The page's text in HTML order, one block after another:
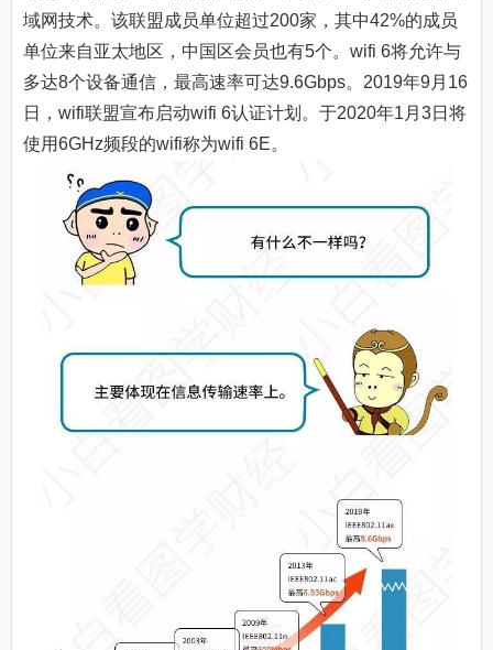
域网技术。该联盟成员单位超过200家，其中42%的成员
单位来自亚太地区，中国区会员也有5个。wifi 6将允许与
多达8个设备通信，最高速率可达9.6Gbps。2019年9月16
日，wifi联盟宣布启动wifi 6认证计划。于2020年1月3日将
使用6GHz频段的wifi称为wifi 6E。